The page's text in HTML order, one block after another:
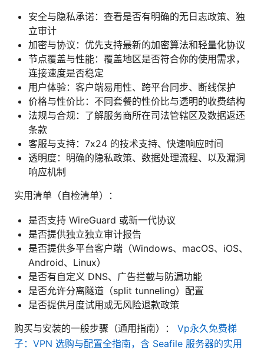
安全与隐私承诺：查看是否有明确的无日志政策、独
立审计
加密与协议：优先支持最新的加密算法和轻量化协议
节点覆盖与性能：覆盖地区是否符合你的使用需求，
连接速度是否稳定
用户体验：客户端易用性、跨平台同步、断线保护
价格与性价比：不同套餐的性价比与透明的收费结构
法规与合规：了解服务商所在司法管辖区及数据返还
条款
客服与支持：7x24 的技术支持、快速响应时间
透明度：明确的隐私政策、数据处理流程、以及漏洞
响应机制
实用清单（自检清单）：
是否支持 WireGuard 或新一代协议
是否提供独立独立审计报告
是否提供多平台客户端（Windows、macOS、iOS、
Android、Linux）
是否有自定义 DNS、广告拦截与防漏功能
是否允许分离隧道（split tunneling）配置
是否提供月度试用或无风险退款政策
购买与安装的一般步骤（通用指南）： Vp永久免费梯
子：VPN 选购与配置全指南，含 Seafile 服务器的实用